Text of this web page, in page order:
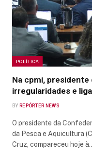
POLÍTICA
Na cpmi,
irregularidades e
BY REPÓRTER NEWS
O presidente da
da Pesca e Aquicultura
Cruz, compareceu hoje